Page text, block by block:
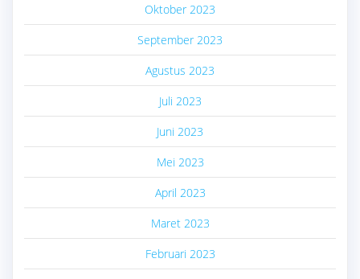
Oktober 2023
September 2023
Agustus 2023
Juli 2023
Juni 2023
Mei 2023
April 2023
Maret 2023
Februari 2023